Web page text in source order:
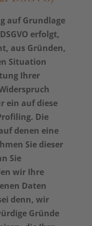
auf Grundlage
erfolgt,
aus Gründen,
Situation
Ihrer
ein auf diese
Die
denen eine
Sie dieser
Sie
wir Ihre
Daten
denn, wir
Gründe